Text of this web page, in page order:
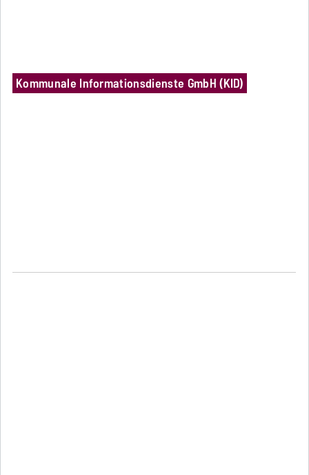
Kommunale Informationsdienste GmbH (KID)